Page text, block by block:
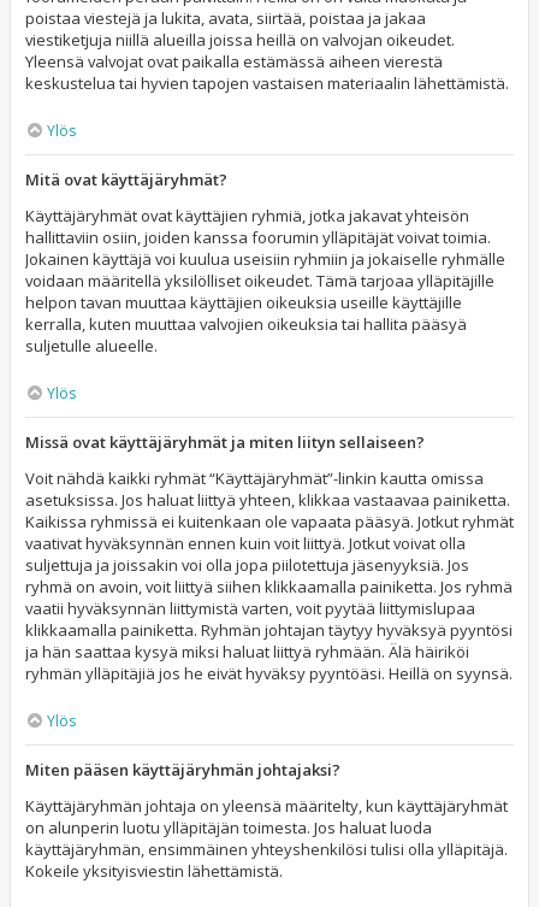
poistaa viestejä ja lukita, avata, siirtää, poistaa ja jakaa
viestiketjuja niillä alueilla joissa heillä on valvojan oikeudet.
Yleensä valvojat ovat paikalla estämässä aiheen vierestä
keskustelua tai hyvien tapojen vastaisen materiaalin lähettämistä.
Ylös
Mitä ovat käyttäjäryhmät?
Käyttäjäryhmät ovat käyttäjien ryhmiä, jotka jakavat yhteisön
hallittaviin osiin, joiden kanssa foorumin ylläpitäjät voivat toimia.
Jokainen käyttäjä voi kuulua useisiin ryhmiin ja jokaiselle ryhmälle
voidaan määritellä yksilölliset oikeudet. Tämä tarjoaa ylläpitäjille
helpon tavan muuttaa käyttäjien oikeuksia useille käyttäjille
kerralla, kuten muuttaa valvojien oikeuksia tai hallita pääsyä
suljetulle alueelle.
Ylös
Missä ovat käyttäjäryhmät ja miten liityn sellaiseen?
Voit nähdä kaikki ryhmät “Käyttäjäryhmät”-linkin kautta omissa
asetuksissa. Jos haluat liittyä yhteen, klikkaa vastaavaa painiketta.
Kaikissa ryhmissä ei kuitenkaan ole vapaata pääsyä. Jotkut ryhmät
vaativat hyväksynnän ennen kuin voit liittyä. Jotkut voivat olla
suljettuja ja joissakin voi olla jopa piilotettuja jäsenyyksiä. Jos
ryhmä on avoin, voit liittyä siihen klikkaamalla painiketta. Jos ryhmä
vaatii hyväksynnän liittymistä varten, voit pyytää liittymislupaa
klikkaamalla painiketta. Ryhmän johtajan täytyy hyväksyä pyyntösi
ja hän saattaa kysyä miksi haluat liittyä ryhmään. Älä häiriköi
ryhmän ylläpitäjiä jos he eivät hyväksy pyyntöäsi. Heillä on syynsä.
Ylös
Miten pääsen käyttäjäryhmän johtajaksi?
Käyttäjäryhmän johtaja on yleensä määritelty, kun käyttäjäryhmät
on alunperin luotu ylläpitäjän toimesta. Jos haluat luoda
käyttäjäryhmän, ensimmäinen yhteyshenkilösi tulisi olla ylläpitäjä.
Kokeile yksityisviestin lähettämistä.